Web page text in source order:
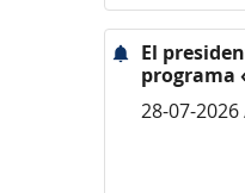
El
programa
28-07-